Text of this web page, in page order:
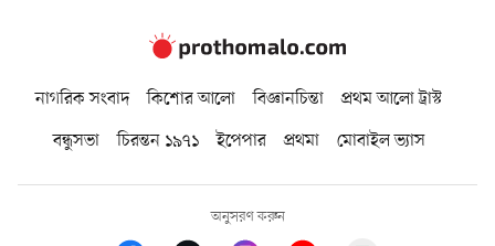
নাগরিক সংবাদ কিশোর আলো বিজ্ঞানচিন্তা
প্রথম আলো ট্রাস্ট
বন্ধুসভা
চিরন্তন ১৯৭১ ইপেপার প্রথমা মোবাইল ভ্যাস
অনুসরণ করুন